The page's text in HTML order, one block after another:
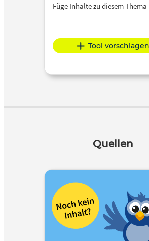
Füge Inhalte zu diesem
Tool vorschlagen
Quellen